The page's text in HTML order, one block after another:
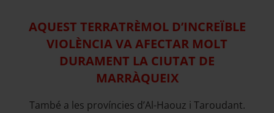
AQUEST TERRATRÈMOL D’INCREÏBLE
VIOLÈNCIA VA AFECTAR MOLT
DURAMENT LA CIUTAT DE
MARRÀQUEIX
També a les províncies d’Al-Haouz i Taroudant.